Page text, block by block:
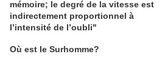
mémoire; le degré de la vitesse est
indirectement proportionnel à
l’intensité de l’oubli"
Où est le Surhomme?